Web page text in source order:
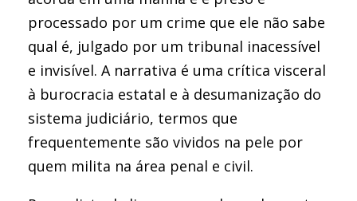
processado por um crime que ele não sabe
qual é, julgado por um tribunal inacessível
e invisível. A narrativa é uma crítica visceral
à burocracia estatal e à desumanização do
sistema judiciário, termos que
frequentemente são vividos na pele por
quem milita na área penal e civil.